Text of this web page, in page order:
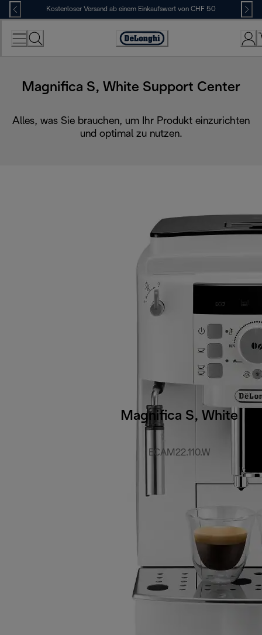
Skip
to
Content
Kostenloser Versand ab einem Einkaufswert von CHF 50
Erklärung
Magnifica S, White Support Center
Alles, was Sie brauchen, um Ihr Produkt einzurichten
und optimal zu nutzen.
Magnifica S, White
ECAM22.110.W